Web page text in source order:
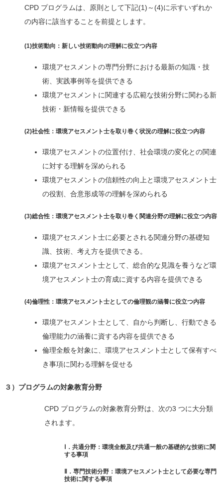
CPD プログラムは、原則として下記(1)～(4)に示すいずれか
の内容に該当することを前提とします。
(1)技術動向：新しい技術動向の理解に役立つ内容
環境アセスメントの専門分野における最新の知識・技
術、実践事例等を提供できる
環境アセスメントに関連する広範な技術分野に関わる新
技術・新情報を提供できる
(2)社会性：環境アセスメント士を取り巻く状況の理解に役立つ内容
環境アセスメントの位置付け、社会環境の変化との関連
に対する理解を深められる
環境アセスメントの信頼性の向上と環境アセスメント士
の役割、合意形成等の理解を深められる
(3)総合性：環境アセスメント士を取り巻く関連分野の理解に役立つ内容
環境アセスメント士に必要とされる関連分野の基礎知
識、技術、考え方を提供できる。
環境アセスメント士として、総合的な見識を養うなど環
境アセスメント士の育成に資する内容を提供できる
(4)倫理性：環境アセスメント士としての倫理観の涵養に役立つ内容
環境アセスメント士として、自から判断し、行動できる
倫理能力の涵養に資する内容を提供できる
倫理全般を対象に、環境アセスメント士として保有すべ
き事項に関わる理解を促せる
３）プログラムの対象教育分野
CPD プログラムの対象教育分野は、次の3 つに大分類
されます。
Ⅰ．共通分野：環境全般及び共通一般の基礎的な技術に関
する事項
Ⅱ．専門技術分野：環境アセスメント士として必要な専門
技術に関する事項